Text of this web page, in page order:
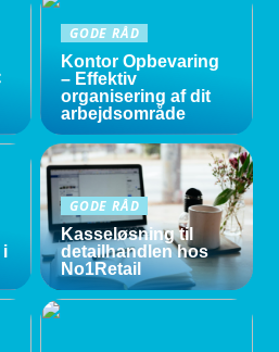
GODE RÅD
Kontor Opbevaring
– Effektiv
organisering af dit
arbejdsområde
i
GODE RÅD
Kasseløsning til
detailhandlen hos
No1Retail